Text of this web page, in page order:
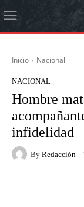
Inicio Nacional
NACIONAL
Hombre
infidelidad
By Redacción